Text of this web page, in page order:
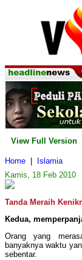
View Full Version
Home
Islamia
Kamis, 18 Feb 2010
Tanda Meraih
Kedua,
Orang yang
banyaknya waktu
sebentar.